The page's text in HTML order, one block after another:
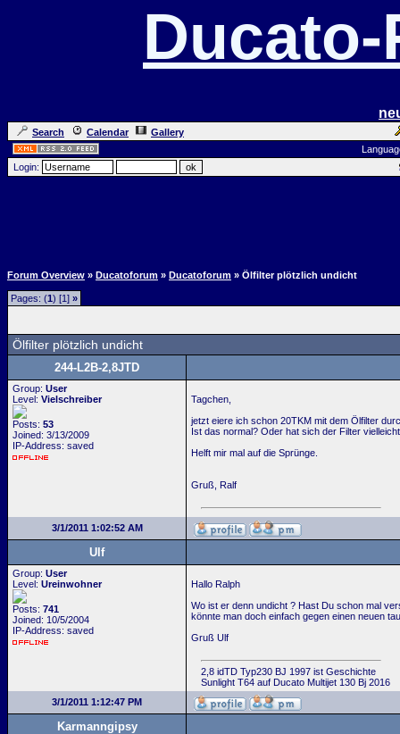
Search Calendar
Gallery
Login:
Forum Overview » Ducatoforum » Ducatoforum » Ölfilter plötzlich undicht
Pages: (1) [1] »
Ölfilter plötzlich undicht
244-L2B-2,8JTD
Group: User
Level: Vielschreiber
Posts: 53
Joined: 3/13/2009
IP-Address: saved
Tagchen,
jetzt eiere ich schon 20TKM mit dem Ölfilter
Ist das normal? Oder hat sich der Filter
Helft mir mal auf die Sprünge.
Gruß, Ralf
3/1/2011 1:02:52 AM
Ulf
Group: User
Level: Ureinwohner
Posts: 741
Joined: 10/5/2004
IP-Address: saved
Hallo Ralph
Wo ist er denn undicht ? Hast Du schon mal
könnte man doch einfach gegen einen neuen
Gruß Ulf
2,8 idTD Typ230 BJ 1997 ist Geschichte
Sunlight T64 auf Ducato Multijet 130 Bj 2016
3/1/2011 1:12:47 PM
Karmanngipsy